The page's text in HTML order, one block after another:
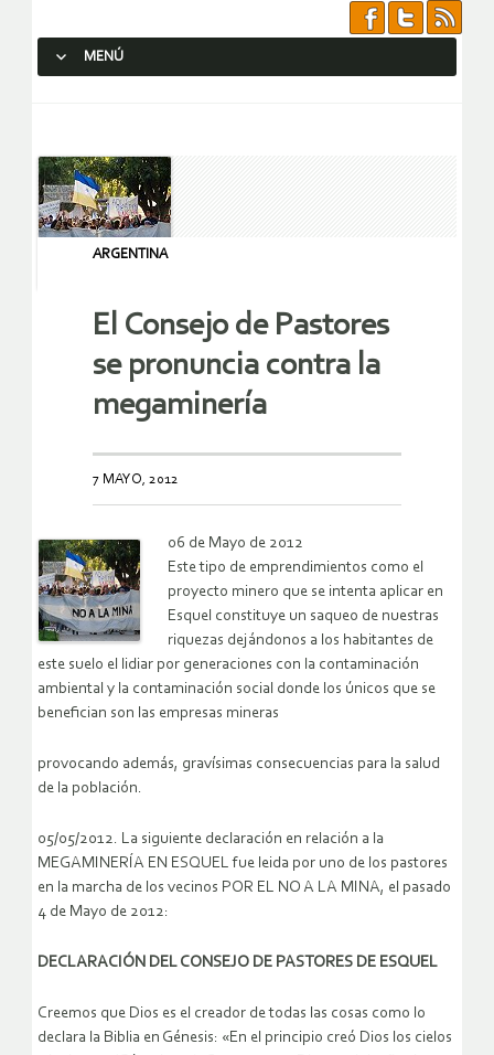
MENÚ
ARGENTINA
El Consejo de Pastores
se pronuncia contra la
megaminería
7 MAYO, 2012
06 de Mayo de 2012
Este tipo de emprendimientos como el
proyecto minero que se intenta aplicar en
Esquel constituye un saqueo de nuestras
riquezas dejándonos a los habitantes de
este suelo el lidiar por generaciones con la contaminación
ambiental y la contaminación social donde los únicos que se
benefician son las empresas mineras
provocando además, gravísimas consecuencias para la salud
de la población.
05/05/2012. La siguiente declaración en relación a la
MEGAMINERÍA EN ESQUEL fue leida por uno de los pastores
en la marcha de los vecinos POR EL NO A LA MINA, el pasado
4 de Mayo de 2012:
DECLARACIÓN DEL CONSEJO DE PASTORES DE ESQUEL
Creemos que Dios es el creador de todas las cosas como lo
declara la Biblia en Génesis: «En el principio creó Dios los cielos